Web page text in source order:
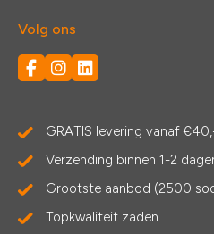
Volg ons
GRATIS levering vanaf
Verzending binnen 1-2
Grootste aanbod (2500
Topkwaliteit zaden